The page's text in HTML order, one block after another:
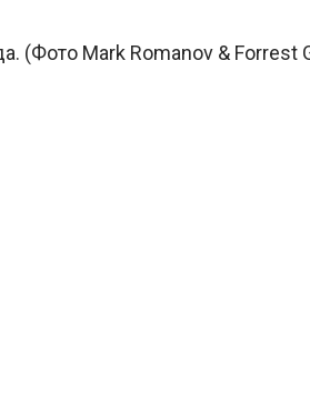
(Фото Mark Romanov & Forrest